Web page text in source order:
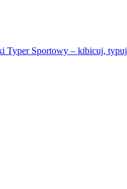
Typer Sportowy – kibicuj,